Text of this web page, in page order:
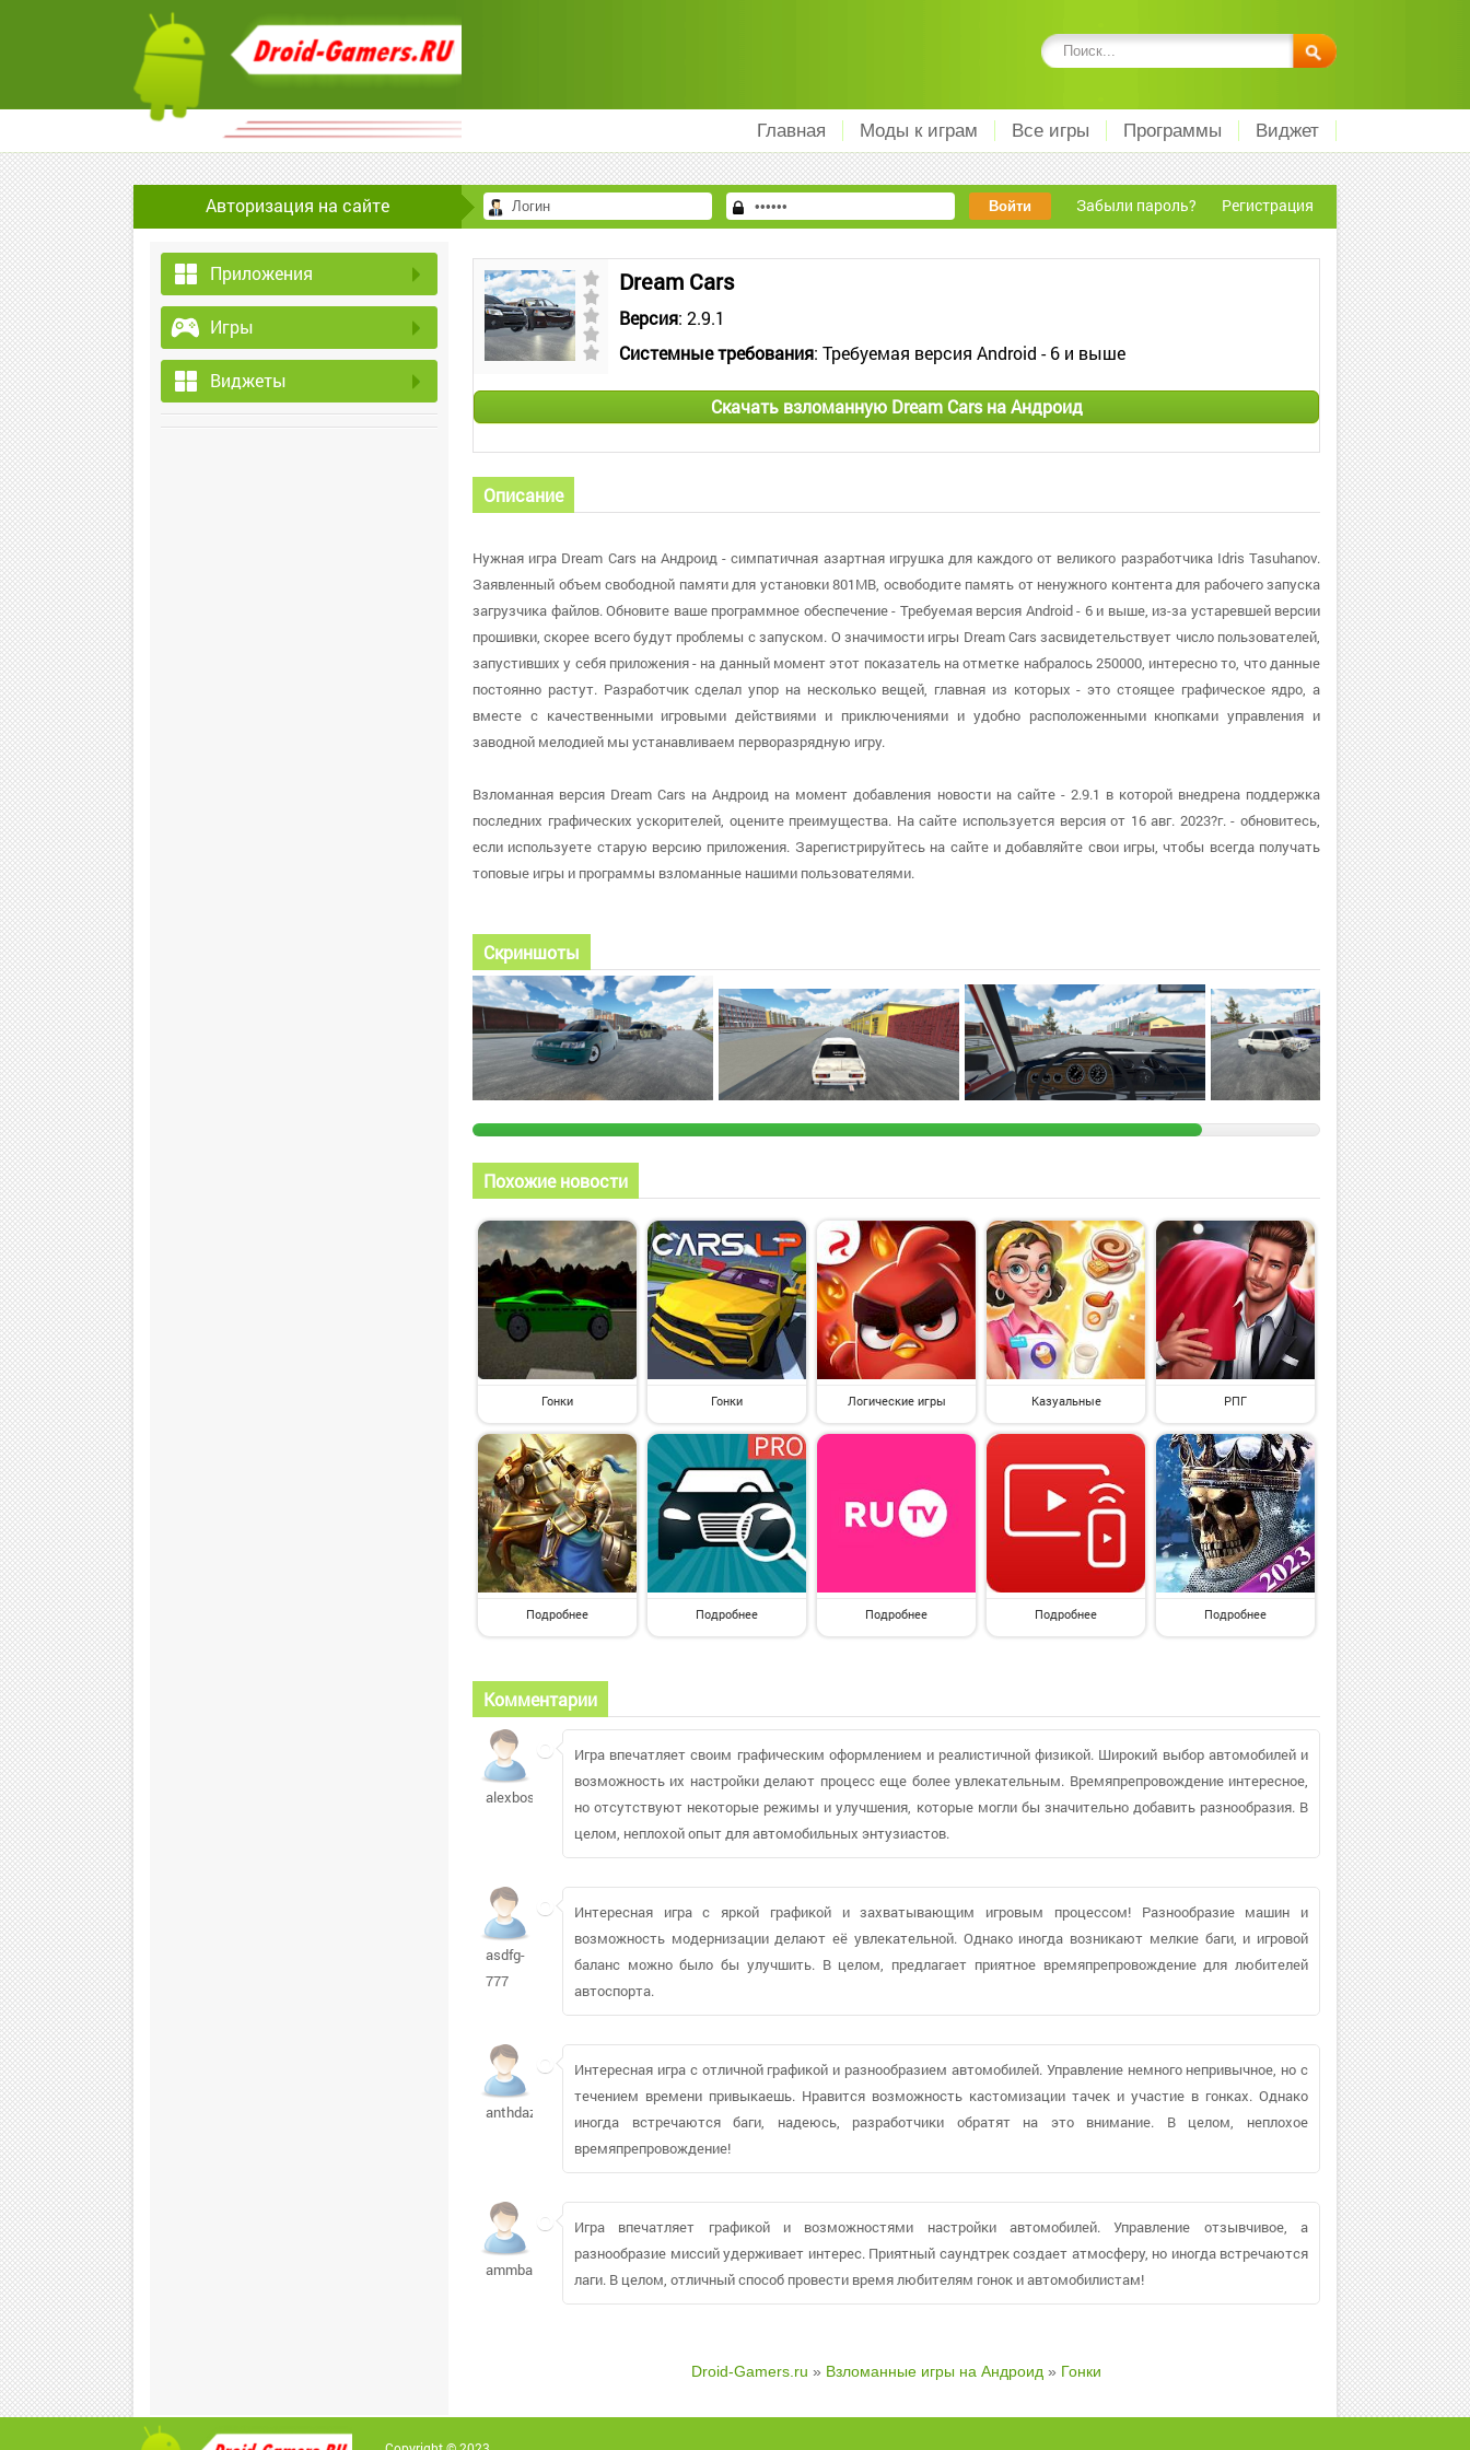
Главная Моды к играм Все игры Программы Виджет
Авторизация на сайте Забыли пароль? Регистрация
Приложения
Игры
Виджеты
Dream Cars
Версия: 2.9.1
Системные требования: Требуемая версия Android - 6 и выше
Скачать взломанную Dream Cars на Андроид
Описание
Нужная игра Dream Cars на Андроид - симпатичная азартная игрушка для каждого от великого разработчика Idris Tasuhanov.
Заявленный объем свободной памяти для установки 801MB, освободите память от ненужного контента для рабочего запуска
загрузчика файлов. Обновите ваше программное обеспечение - Требуемая версия Android - 6 и выше, из-за устаревшей версии
прошивки, скорее всего будут проблемы с запуском. О значимости игры Dream Cars засвидетельствует число пользователей,
запустивших у себя приложения - на данный момент этот показатель на отметке набралось 250000, интересно то, что данные
постоянно растут. Разработчик сделал упор на несколько вещей, главная из которых - это стоящее графическое ядро, а
вместе с качественными игровыми действиями и приключениями и удобно расположенными кнопками управления и
заводной мелодией мы устанавливаем перворазрядную игру.
Взломанная версия Dream Cars на Андроид на момент добавления новости на сайте - 2.9.1 в которой внедрена поддержка
последних графических ускорителей, оцените преимущества. На сайте используется версия от 16 авг. 2023?г. - обновитесь,
если используете старую версию приложения. Зарегистрируйтесь на сайте и добавляйте свои игры, чтобы всегда получать
топовые игры и программы взломанные нашими пользователями.
Скриншоты
Похожие новости
Гонки Гонки Логические игры Казуальные РПГ
Подробнее Подробнее Подробнее Подробнее Подробнее
Комментарии
alexbosch
Игра впечатляет своим графическим оформлением и реалистичной физикой. Широкий выбор автомобилей и
возможность их настройки делают процесс еще более увлекательным. Времяпрепровождение интересное,
но отсутствуют некоторые режимы и улучшения, которые могли бы значительно добавить разнообразия. В
целом, неплохой опыт для автомобильных энтузиастов.
asdfg-
777
Интересная игра с яркой графикой и захватывающим игровым процессом! Разнообразие машин и
возможность модернизации делают её увлекательной. Однако иногда возникают мелкие баги, и игровой
баланс можно было бы улучшить. В целом, предлагает приятное времяпрепровождение для любителей
автоспорта.
anthdaz
Интересная игра с отличной графикой и разнообразием автомобилей. Управление немного непривычное, но с
течением времени привыкаешь. Нравится возможность кастомизации тачек и участие в гонках. Однако
иногда встречаются баги, надеюсь, разработчики обратят на это внимание. В целом, неплохое
времяпрепровождение!
ammba93
Игра впечатляет графикой и возможностями настройки автомобилей. Управление отзывчивое, а
разнообразие миссий удерживает интерес. Приятный саундтрек создает атмосферу, но иногда встречаются
лаги. В целом, отличный способ провести время любителям гонок и автомобилистам!
Droid-Gamers.ru » Взломанные игры на Андроид » Гонки